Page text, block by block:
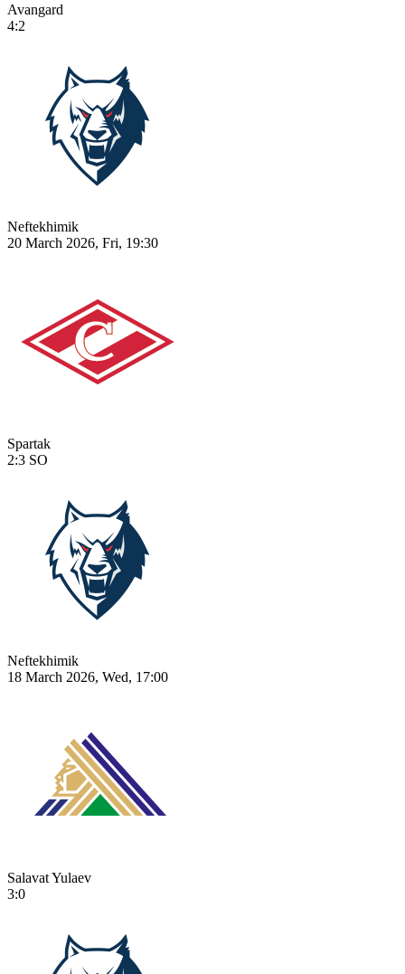
Avangard
4:2
Neftekhimik
20 March 2026, Fri, 19:30
Spartak
2:3 SO
Neftekhimik
18 March 2026, Wed, 17:00
Salavat Yulaev
3:0